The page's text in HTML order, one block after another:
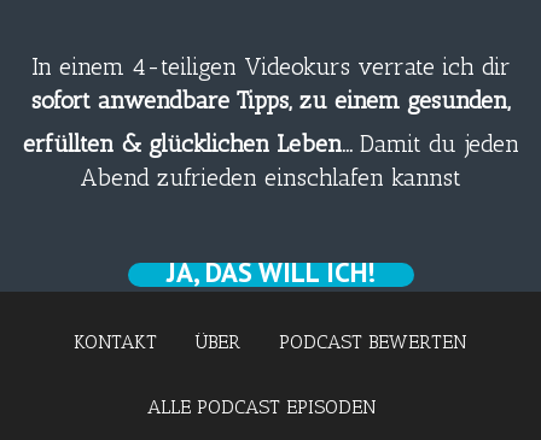
In einem 4-teiligen Videokurs verrate ich dir
sofort anwendbare Tipps, zu einem gesunden,
erfüllten & glücklichen Leben…Damit du jeden
Abend zufrieden einschlafen kannst
JA, DAS WILL ICH!
KONTAKT ÜBER PODCAST BEWERTEN
ALLE PODCAST EPISODEN